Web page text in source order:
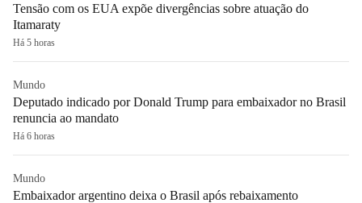
Tensão com os EUA expõe divergências sobre atuação do
Itamaraty
Há 5 horas
Mundo
Deputado indicado por Donald Trump para embaixador no Brasil
renuncia ao mandato
Há 6 horas
Mundo
Embaixador argentino deixa o Brasil após rebaixamento